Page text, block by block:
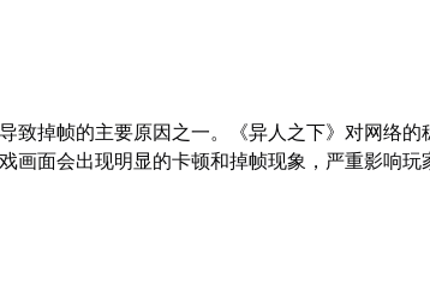
致掉帧的主要原因之一。《异人之下》对网络的
画面会出现明显的卡顿和掉帧现象，严重影响玩